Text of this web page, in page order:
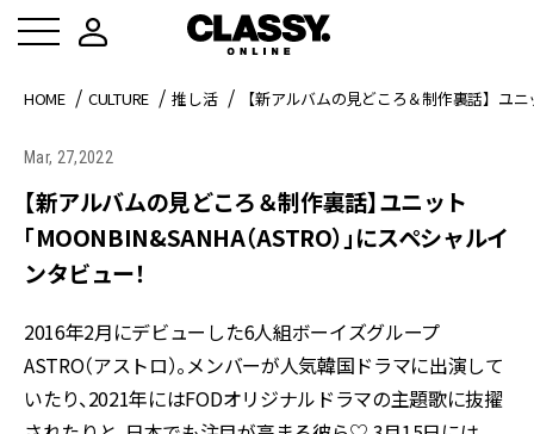
HOME CULTURE 推し活 【新アルバムの見どころ＆制作裏話】ユ
Mar, 27,2022
【新アルバムの見どころ＆制作裏話】ユニット
「MOONBIN&SANHA（ASTRO）」にスペシャルイ
ンタビュー！
2016年2月にデビューした6人組ボーイズグループ
ASTRO（アストロ）。メンバーが人気韓国ドラマに出演して
いたり、2021年にはFODオリジナルドラマの主題歌に抜擢